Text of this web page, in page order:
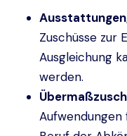
Zuschüsse zur
Ausgleichung
werden.
Aufwendungen